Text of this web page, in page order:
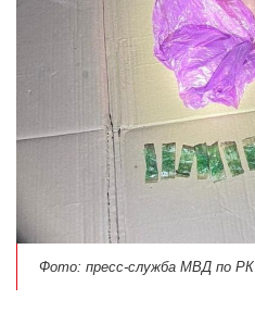
Фото: пресс-служба МВД по РК